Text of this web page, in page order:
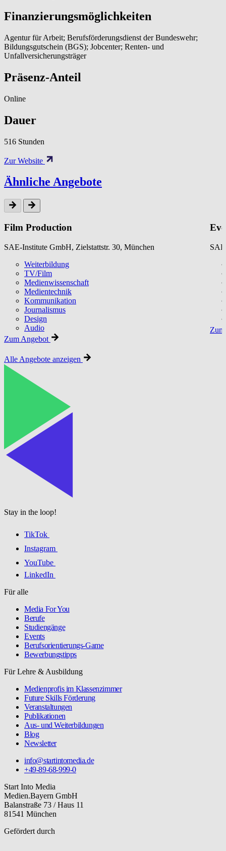
Finanzierungsmöglichkeiten
Agentur für Arbeit; Berufsförderungsdienst der Bundeswehr;
Bildungsgutschein (BGS); Jobcenter; Renten- und
Unfallversicherungsträger
Präsenz-Anteil
Online
Dauer
516 Stunden
Zur Website
Ähnliche Angebote
Film Production
SAE-Institute GmbH, Zielstattstr. 30, München
Weiterbildung
TV/Film
Medienwissenschaft
Medientechnik
Kommunikation
Journalismus
Design
Audio
Zum Angebot
Alle Angebote anzeigen
Stay in the loop!
TikTok
Instagram
YouTube
LinkedIn
Für alle
Media For You
Berufe
Studiengänge
Events
Berufsorientierungs-Game
Bewerbungstipps
Für Lehre & Ausbildung
Medienprofis im Klassenzimmer
Future Skills Förderung
Veranstaltungen
Publikationen
Aus- und Weiterbildungen
Blog
Newsletter
info@startintomedia.de
+49-89-68-999-0
Start Into Media
Medien.Bayern GmbH
Balanstraße 73 / Haus 11
81541 München
Gefördert durch